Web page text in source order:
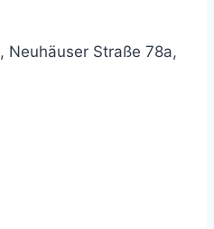
, Neuhäuser Straße 78a,